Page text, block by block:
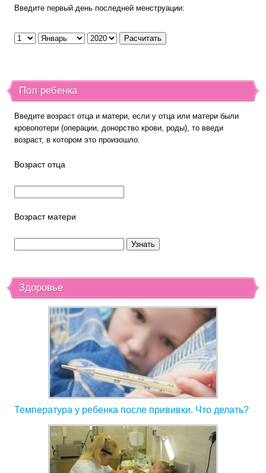
Введите первый день последней менструации:
Пол ребенка
Введите возраст отца и матери, если у отца или матери были
кровопотери (операции, донорство крови, роды), то введи
возраст, в котором это произошло.
Возраст отца
Возраст матери
Здоровье
Температура у ребенка после прививки. Что делать?